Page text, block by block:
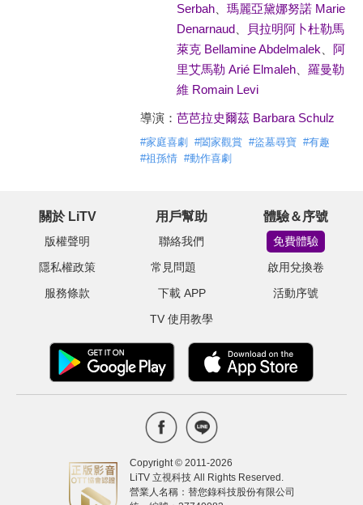
Serbah、 瑪麗亞黛娜努諾 Marie
Denarnaud、
貝拉明阿卜杜勒馬
萊克 Bellamine Abdelmalek
阿
里艾馬勒 Arié Elmaleh、 羅曼勒
維 Romain Levi
導演： 芭芭拉史爾茲 Barbara Schulz
#家庭喜劇 #闔家觀賞 #盜墓尋寶 #有趣
#祖孫情 #動作喜劇
關於 LiTV
版權聲明
隱私權政策
服務條款
用戶幫助
聯絡我們
常見問題
下載 APP
TV 使用教學
體驗＆序號
免費體驗
啟用兌換卷
活動序號
Copyright © 2011-2026
LiTV 立視科技 All Rights Reserved.
營業人名稱：替您錄科技股份有限公司